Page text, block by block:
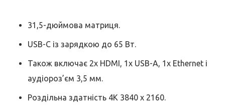
31,5-дюймова матриця.
USB-C із зарядкою до 65 Вт.
Також включає 2x HDMI, 1x USB-A, 1x Ethernet і
аудіороз’єм 3,5 мм.
Роздільна здатність 4K 3840 x 2160.